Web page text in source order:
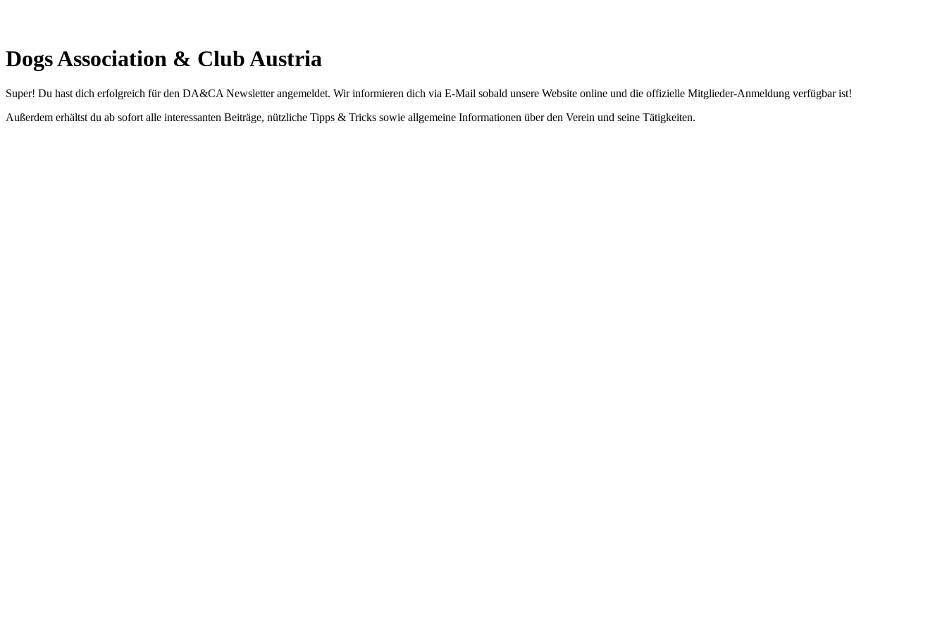
Dogs Association & Club Austria
Super! Du hast dich erfolgreich für den DA&CA Newsletter angemeldet. Wir informieren dich via E-Mail sobald unsere Website online und die offizielle Mitglieder-Anmeldung verfügbar ist!
Außerdem erhältst du ab sofort alle interessanten Beiträge, nützliche Tipps & Tricks sowie allgemeine Informationen über den Verein und seine Tätigkeiten.